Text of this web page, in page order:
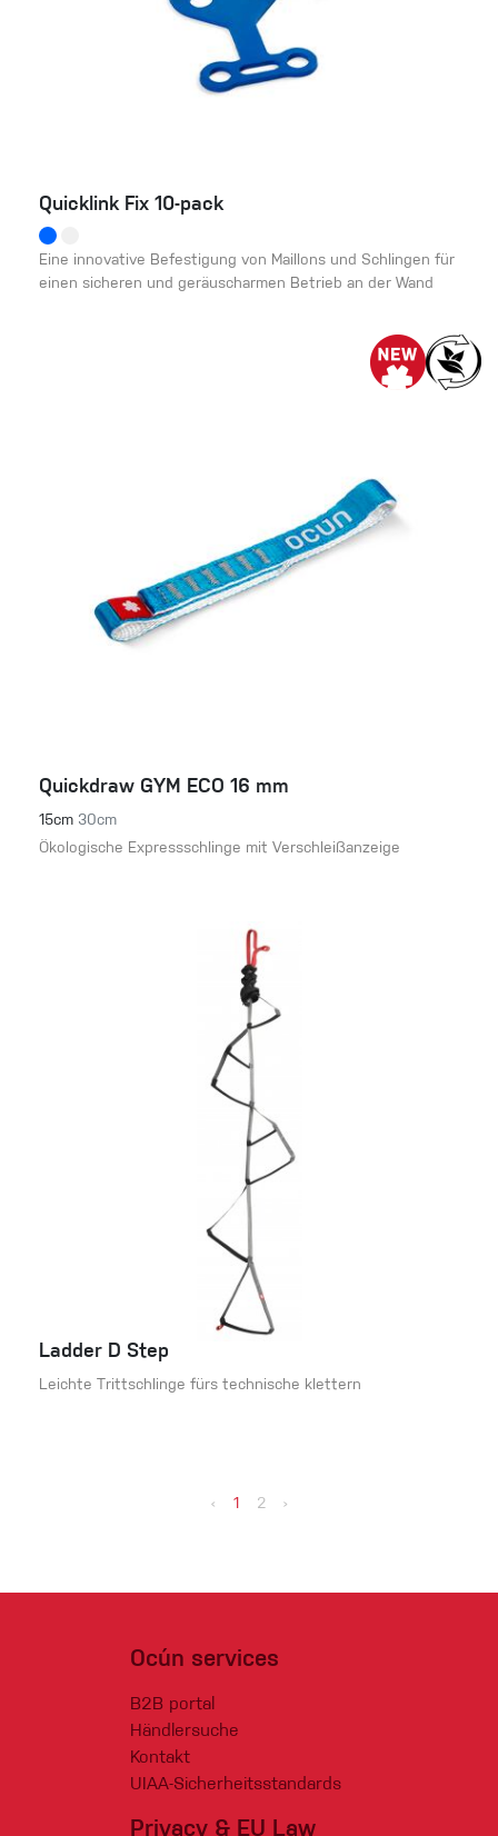
Quicklink Fix 10-pack
Eine innovative Befestigung von Maillons und Schlingen für
einen sicheren und geräuscharmen Betrieb an der Wand
Quickdraw GYM ECO 16 mm
15cm 30cm
Ökologische Expressschlinge mit Verschleißanzeige
Ladder D Step
Leichte Trittschlinge fürs technische klettern
‹ 1 2 ›
Ocún services
B2B portal
Händlersuche
Kontakt
UIAA-Sicherheitsstandards
Privacy & EU Law